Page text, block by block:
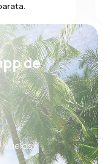
de
vuelos,